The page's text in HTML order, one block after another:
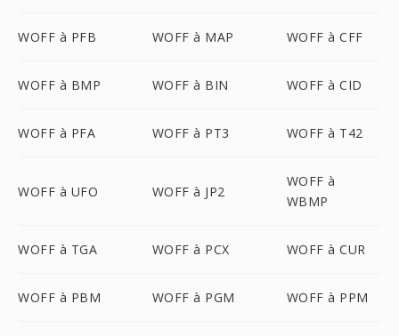
WOFF à PFB WOFF à MAP WOFF à CFF
WOFF à BMP WOFF à BIN WOFF à CID
WOFF à PFA WOFF à PT3 WOFF à T42
WOFF à UFO WOFF à JP2
WOFF à
WBMP
WOFF à TGA WOFF à PCX WOFF à CUR
WOFF à PBM WOFF à PGM WOFF à PPM